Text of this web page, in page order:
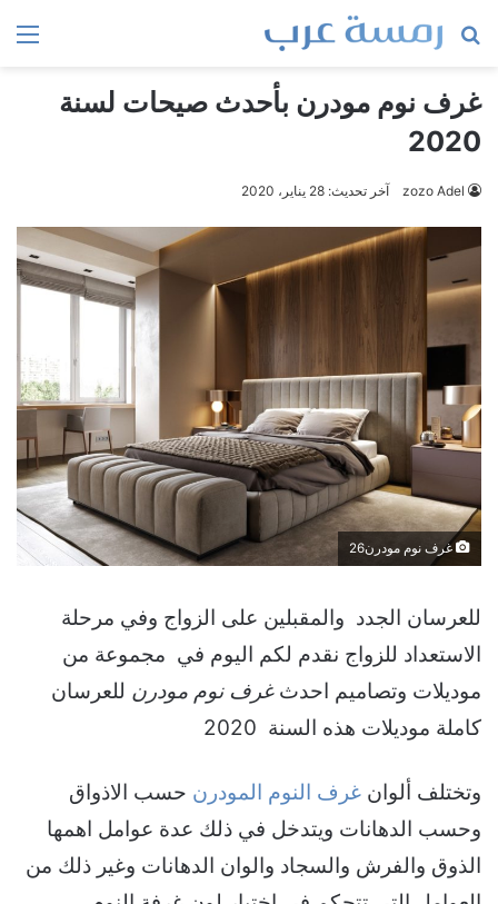
بحث
غرف نوم مودرن بأحدث صيحات لسنة
2020
zozo Adel آخر تحديث: 28 يناير، 2020
غرف نوم مودرن26
للعرسان الجدد والمقبلين على الزواج وفي مرحلة
الاستعداد للزواج نقدم لكم اليوم في مجموعة من
موديلات وتصاميم احدثغرف نوم مودرن للعرسان
كاملة موديلات هذه السنة 2020
وتختلف ألوان غرف النوم المودرن حسب الاذواق
وحسب الدهانات ويتدخل في ذلك عدة عوامل اهمها
الذوق والفرش والسجاد والوان الدهانات وغير ذلك من